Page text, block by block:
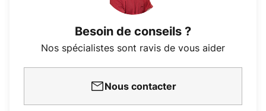
Besoin de conseils ?
Nos spécialistes sont ravis de vous aider
Nous contacter